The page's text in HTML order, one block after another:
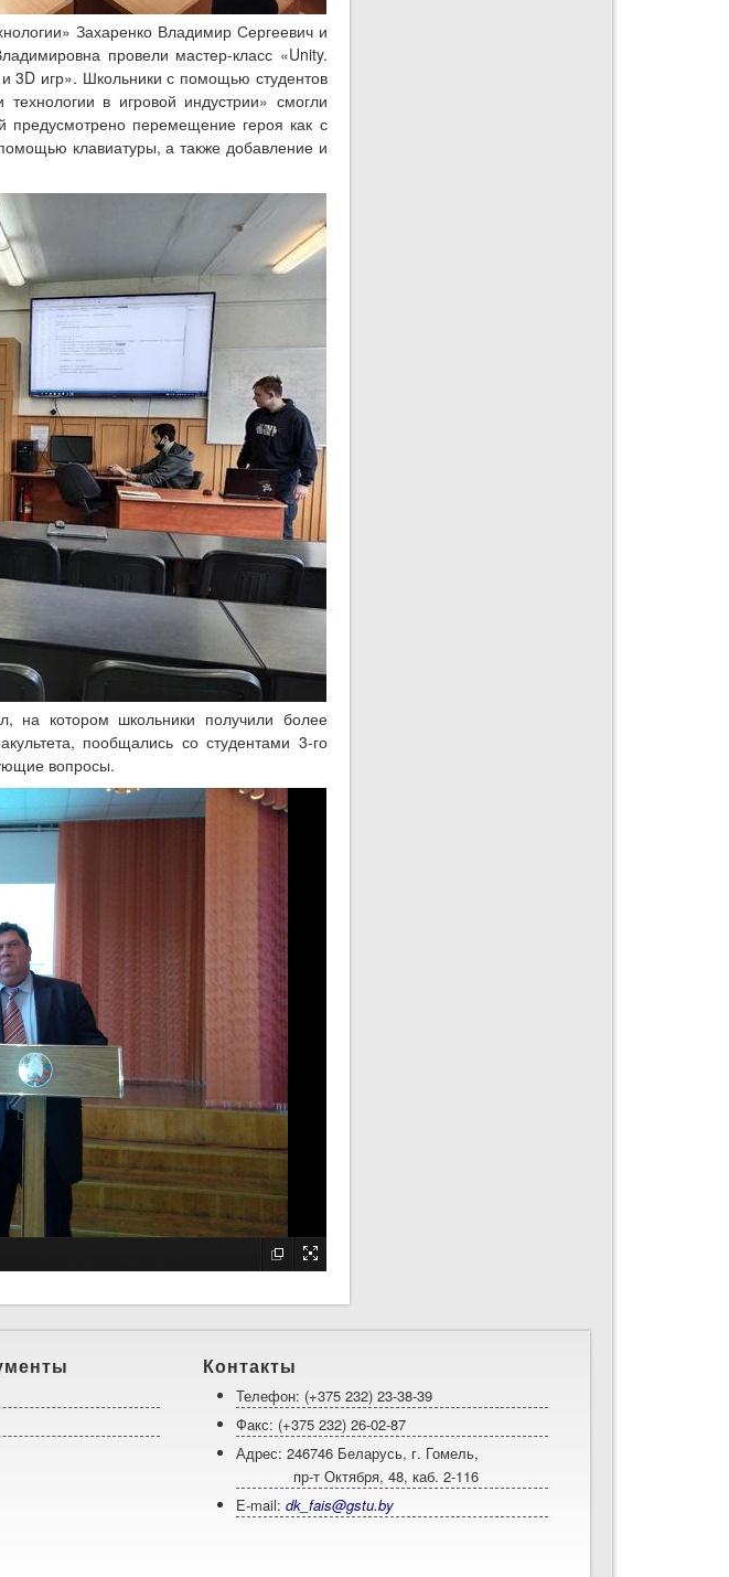
Захаренко Владимир Сергеевич и
провели мастер-класс «Unity.
3D игр». Школьники с помощью студентов
в игровой индустрии» смогли
предусмотрено перемещение героя как с
клавиатуры, а также добавление и
на котором школьники получили более
пообщались со студентами 3-го
вопросы.
Контакты
Телефон: (+375 232) 23-38-39
Факс: (+375 232) 26-02-87
Адрес: 246746 Беларусь, г. Гомель,
пр-т Октября, 48, каб. 2-116
E-mail: dk_fais@gstu.by